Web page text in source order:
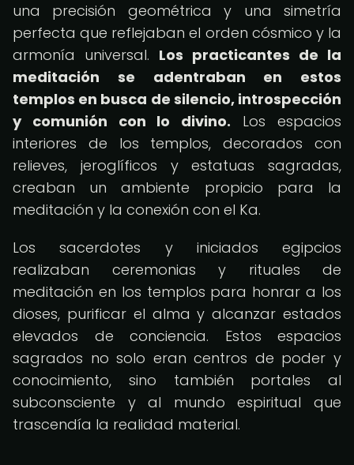
una precisión geométrica y una simetría
perfecta que reflejaban el orden cósmico y la
armonía universal. Los practicantes de la
meditación se adentraban en estos
templos en busca de silencio, introspección
y comunión con lo divino. Los espacios
interiores de los templos, decorados con
relieves, jeroglíficos y estatuas sagradas,
creaban un ambiente propicio para la
meditación y la conexión con el Ka.
Los sacerdotes y iniciados egipcios
realizaban ceremonias y rituales de
meditación en los templos para honrar a los
dioses, purificar el alma y alcanzar estados
elevados de conciencia. Estos espacios
sagrados no solo eran centros de poder y
conocimiento, sino también portales al
subconsciente y al mundo espiritual que
trascendía la realidad material.